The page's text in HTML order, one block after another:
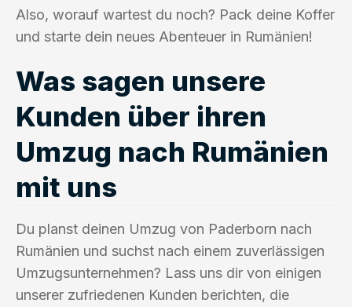
Also, worauf wartest du noch? Pack deine Koffer
und starte dein neues Abenteuer in Rumänien!
Was sagen unsere
Kunden über ihren
Umzug nach Rumänien
mit uns
Du planst deinen Umzug von Paderborn nach
Rumänien und suchst nach einem zuverlässigen
Umzugsunternehmen? Lass uns dir von einigen
unserer zufriedenen Kunden berichten, die